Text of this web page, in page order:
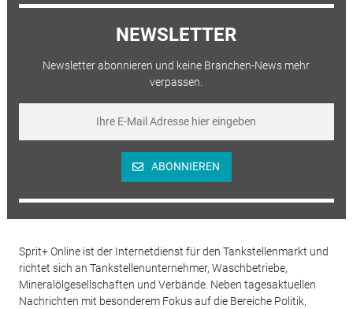
NEWSLETTER
Newsletter abonnieren und keine Branchen-News mehr
verpassen.
ABONNIEREN
Sprit+ Online ist der Internetdienst für den Tankstellenmarkt und
richtet sich an Tankstellenunternehmer, Waschbetriebe,
Mineralölgesellschaften und Verbände. Neben tagesaktuellen
Nachrichten mit besonderem Fokus auf die Bereiche Politik,